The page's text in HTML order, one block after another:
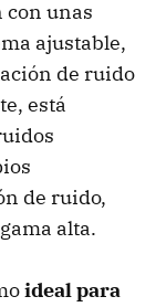
con unas
ajustable,
de ruido
está
de ruido,
alta.
ideal para